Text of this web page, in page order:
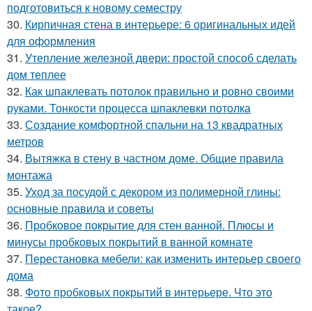
подготовиться к новому семестру
30. Кирпичная стена в интерьере: 6 оригинальных идей
для оформления
31. Утепление железной двери: простой способ сделать
дом теплее
32. Как шпаклевать потолок правильно и ровно своими
руками. Тонкости процесса шпаклевки потолка
33. Создание комфортной спальни на 13 квадратных
метров
34. Вытяжка в стену в частном доме. Общие правила
монтажа
35. Уход за посудой с декором из полимерной глины:
основные правила и советы
36. Пробковое покрытие для стен ванной. Плюсы и
минусы пробковых покрытий в ванной комнате
37. Перестановка мебели: как изменить интерьер своего
дома
38. Фото пробковых покрытий в интерьере. Что это